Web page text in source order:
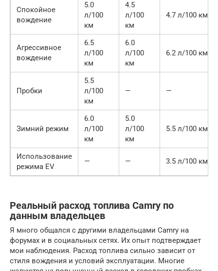
Спокойное
вождение
5.0
л/100
км
4.5
л/100
км
4.7 л/100 км
Агрессивное
вождение
6.5
л/100
км
6.0
л/100
км
6.2 л/100 км
Пробки
5.5
л/100
км
— —
Зимний режим
6.0
л/100
км
5.0
л/100
км
5.5 л/100 км
Использование
режима EV
— — 3.5 л/100 км
Реальный расход топлива Camry по
данным владельцев
Я много общался с другими владельцами Camry на
форумах и в социальных сетях. Их опыт подтверждает
мои наблюдения. Расход топлива сильно зависит от
стиля вождения и условий эксплуатации. Многие